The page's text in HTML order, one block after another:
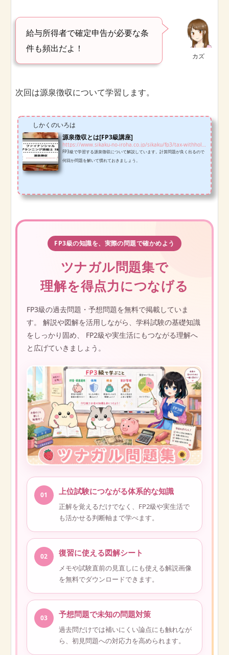
カズ
給与所得者で確定申告が必要な条
件も頻出だよ！
次回は源泉徴収について学習します。
しかくのいろは
源泉徴収とは[FP3級講座]
FP3級で学習する源泉徴収について解説しています。計算問題が良く出るので
何回か問題を解いて慣れておきましょう。
FP3級の知識を、実際の問題で確かめよう
ツナガル問題集で
理解を得点力につなげる
FP3級の過去問題・予想問題を無料で掲載していま
す。 解説や図解を活用しながら、学科試験の基礎知識
をしっかり固め、 FP2級や実生活にもつながる理解へ
と広げていきましょう。
01 上位試験につながる体系的な知識
正解を覚えるだけでなく、FP2級や実生活で
も活かせる判断軸まで学べます。
02 復習に使える図解シート
メモや試験直前の見直しにも使える解説画像
を無料でダウンロードできます。
03 予想問題で未知の問題対策
過去問だけでは補いにくい論点にも触れなが
ら、初見問題への対応力を高められます。